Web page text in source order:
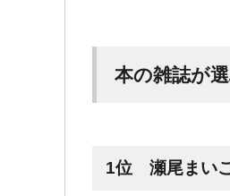
本の雑誌が
1位 瀬尾まいこ